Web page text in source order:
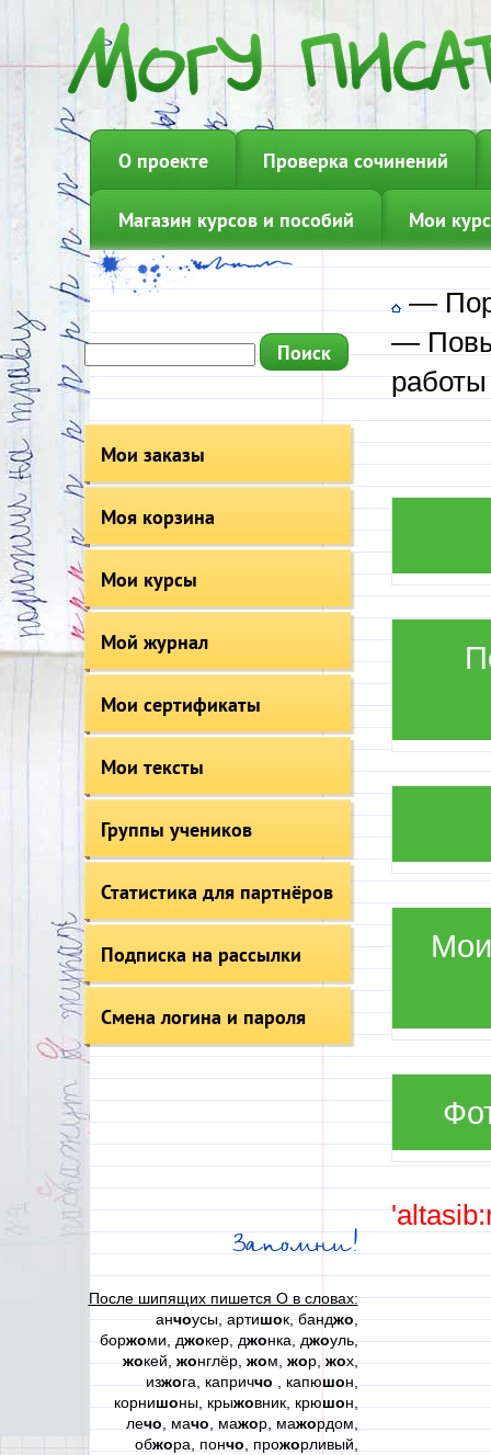
О проекте Проверка сочинений
Магазин курсов и пособий Мои
Мои заказы
Моя корзина
Мои курсы
Мой журнал
Мои сертификаты
Мои тексты
Группы учеников
Статистика для партнёров
Подписка на рассылки
Смена логина и пароля
Запомни!
После шипящих пишется О в словах:
анчоусы, артишок, банджо,
боржоми, джокер, джонка, джоуль,
жокей,жонглёр,жом,жор,жох,
изжога, каприччо, капюшон,
корнишоны, крыжовник, крюшон,
лечо , мачо , мажор, мажордом,
обжора, пончо , прожорливый,
—
—
работы